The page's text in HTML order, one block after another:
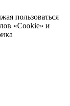
пользоваться
«Cookie» и